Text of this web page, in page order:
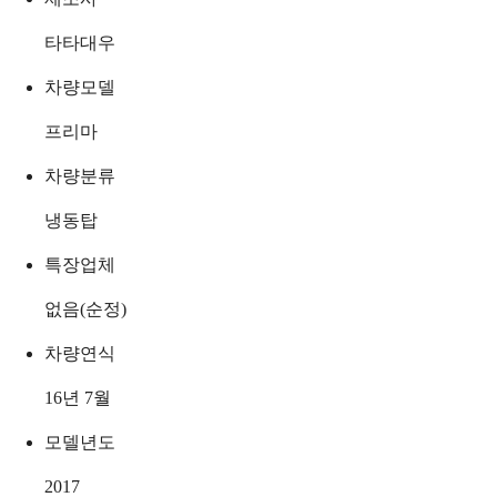
타타대우
차량모델
프리마
차량분류
냉동탑
특장업체
없음(순정)
차량연식
16년 7월
모델년도
2017